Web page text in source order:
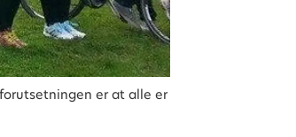
er at alle er